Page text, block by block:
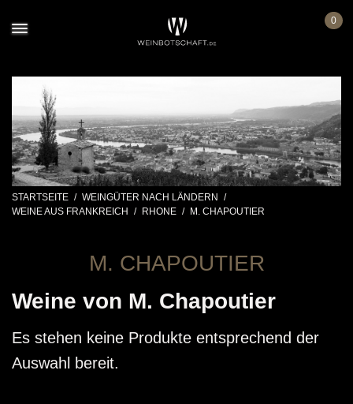
0
STARTSEITE / WEINGÜTER NACH LÄNDERN
/
WEINE AUS FRANKREICH
/ RHONE / M. CHAPOUTIER
M. CHAPOUTIER
Weine von M. Chapoutier
Es stehen keine Produkte entsprechend der
Auswahl bereit.